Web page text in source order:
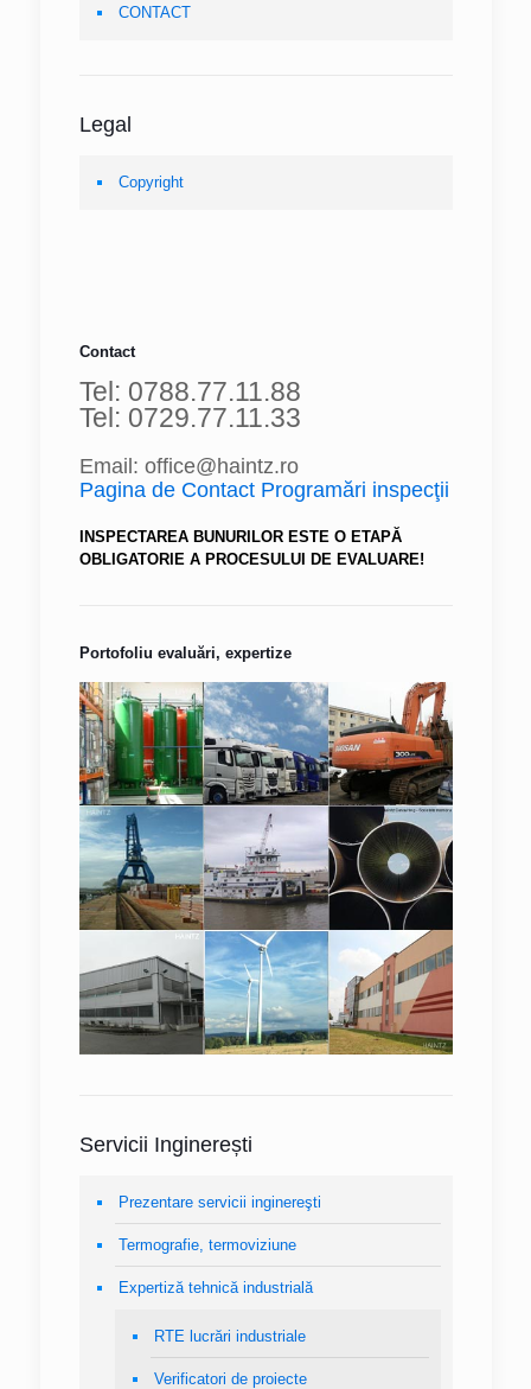
CONTACT
Legal
Copyright
Contact
Tel: 0788.77.11.88
Tel: 0729.77.11.33
Email: office@haintz.ro
Pagina de Contact Programări inspecţii
INSPECTAREA BUNURILOR ESTE O ETAPĂ
OBLIGATORIE A PROCESULUI DE EVALUARE!
Portofoliu evaluări, expertize
Servicii Inginerești
Prezentare servicii inginereşti
Termografie, termoviziune
Expertiză tehnică industrială
RTE lucrări industriale
Verificatori de proiecte